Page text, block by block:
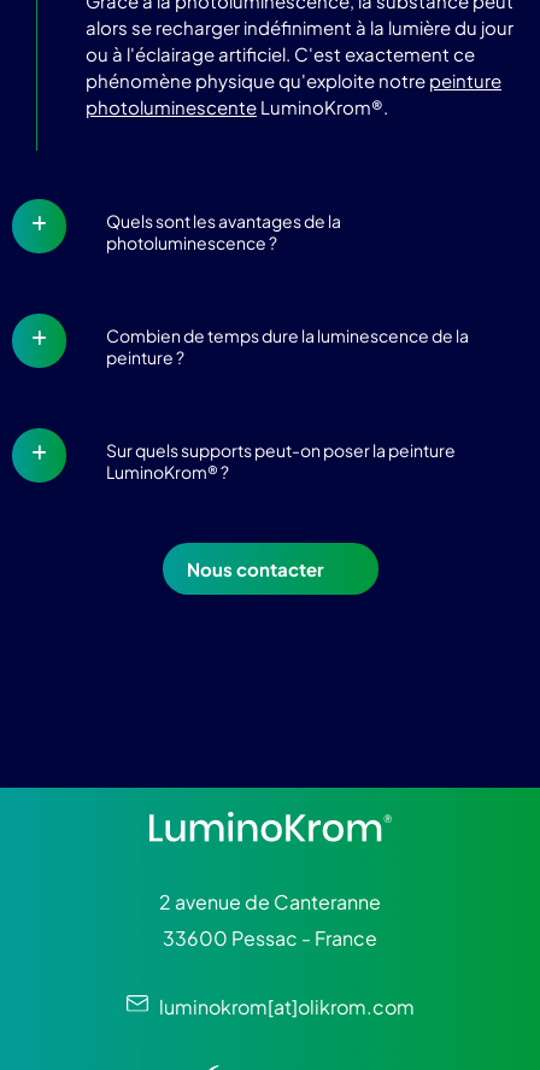
alors se recharger indéfiniment à la lumière du jour
ou à l'éclairage artificiel. C'est exactement ce
phénomène physique qu'exploite notre peinture
photoluminescente LuminoKrom®.
Quels sont les avantages de la
photoluminescence ?
Combien de temps dure la luminescence de la
peinture ?
Sur quels supports peut-on poser la peinture
LuminoKrom® ?
Nous contacter
2 avenue de Canteranne
33600 Pessac - France
luminokrom[at]olikrom.com